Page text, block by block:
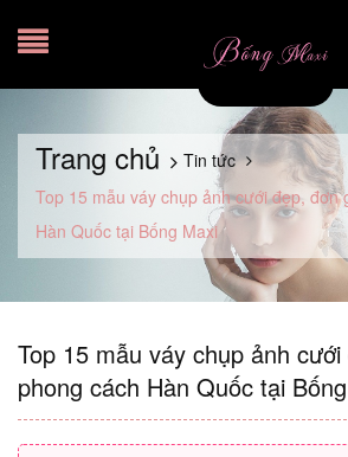
Trang chủ
Tin tức
Top 15 mẫu váy chụp ảnh cưới đẹp, đơn
Hàn Quốc tại Bống Maxi
Top 15 mẫu váy chụp ảnh
phong cách Hàn Quốc tại